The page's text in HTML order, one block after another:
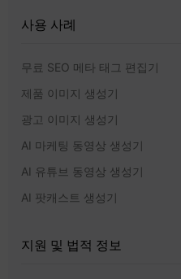
사용 사례
무료 SEO 메타 태그 편집기
제품 이미지 생성기
광고 이미지 생성기
AI 마케팅 동영상 생성기
AI 유튜브 동영상 생성기
AI 팟캐스트 생성기
지원 및 법적 정보